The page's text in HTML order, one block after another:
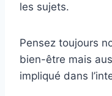
les sujets.
Pensez toujours
bien-être mais
impliqué dans